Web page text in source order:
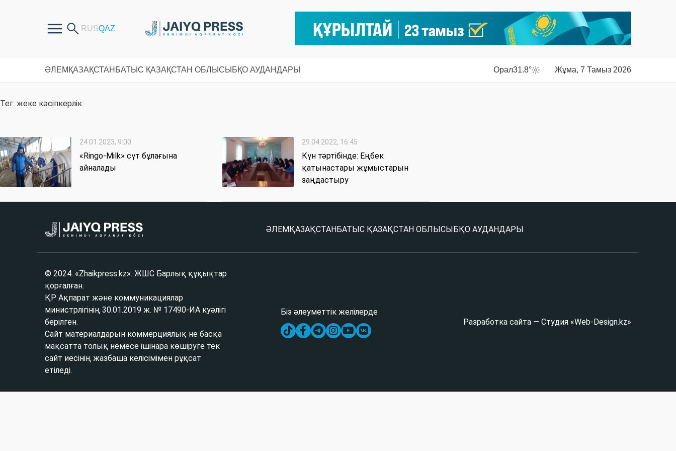
ӘЛЕМ ҚАЗАҚСТАН БАТЫС ҚАЗАҚСТАН ОБЛЫСЫ БҚО АУДАНДАРЫ Орал31.8° Жұма, 7 Тамыз 2026
Тег: жеке кәсіпкерлік
24.01.2023, 9:00
«Ringo-Milk» сүт бұлағына
айналады
29.04.2022, 16:45
Күн тәртібінде: Еңбек
қатынастары жұмыстарын
заңдастыру
ӘЛЕМ ҚАЗАҚСТАН БАТЫС ҚАЗАҚСТАН ОБЛЫСЫ БҚО АУДАНДАРЫ
© 2024. «Zhaikpress.kz». ЖШС Барлық құқықтар
қорғалған.
ҚР Ақпарат және коммуникациялар
министрлігінің 30.01.2019 ж. № 17490-ИА куәлігі
берілген.
Сайт материалдарын коммерциялық не басқа
мақсатта толық немесе ішінара көшіруге тек
сайт иесінің жазбаша келісімімен рұқсат
етіледі.
Біз әлеуметтік желілерде
Разработка сайта — Студия «Web-Design.kz»